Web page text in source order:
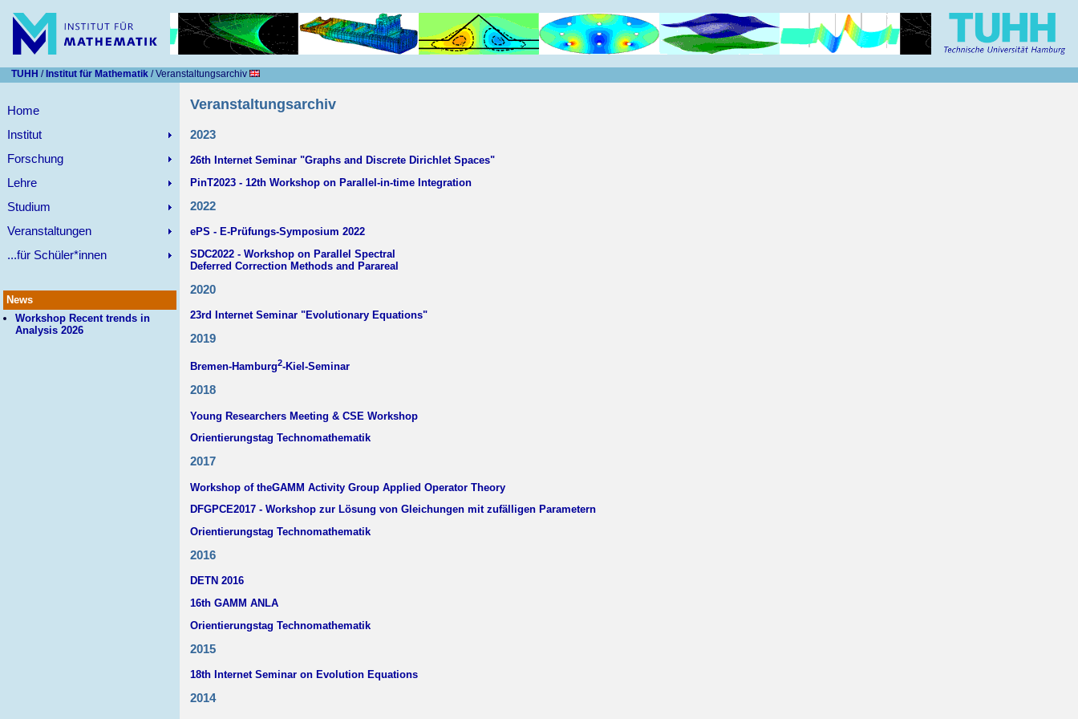
TUHH / Institut für Mathematik/ Veranstaltungsarchiv
Home
Institut
Forschung
Lehre
Studium
Veranstaltungen
...für Schüler*innen
News
Workshop Recent trends in
Analysis 2026
Veranstaltungsarchiv
2023
26th Internet Seminar "Graphs and Discrete Dirichlet Spaces"
PinT2023 - 12th Workshop on Parallel-in-time Integration
2022
ePS - E-Prüfungs-Symposium 2022
SDC2022 - Workshop on Parallel Spectral
Deferred Correction Methods and Parareal
2020
23rd Internet Seminar "Evolutionary Equations"
2019
Bremen-Hamburg2-Kiel-Seminar
2018
Young Researchers Meeting & CSE Workshop
Orientierungstag Technomathematik
2017
Workshop of theGAMM Activity Group Applied Operator Theory
DFGPCE2017 - Workshop zur Lösung von Gleichungen mit zufälligen Parametern
Orientierungstag Technomathematik
2016
DETN 2016
16th GAMM ANLA
Orientierungstag Technomathematik
2015
18th Internet Seminar on Evolution Equations
2014